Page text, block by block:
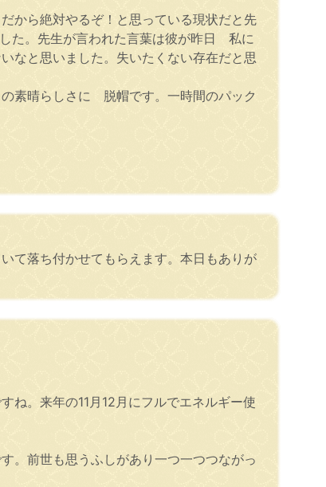
から絶対やるぞ！と思っている現状だと先
た。先生が言われた言葉は彼が昨日 私に
なと思いました。失いたくない存在だと思
素晴らしさに 脱帽です。一時間のパック
て落ち付かせてもらえます。本日もありが
ね。来年の11月12月にフルでエネルギー使
。前世も思うふしがあり一つ一つつながっ